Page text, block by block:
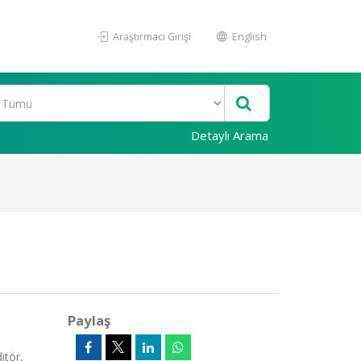
Araştırmacı Girişi English
Detaylı Arama
Paylaş